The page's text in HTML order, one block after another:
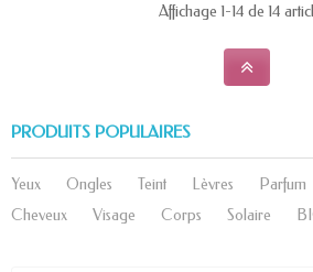
Affichage 1-14 de 14
PRODUITS POPULAIRES
Yeux Ongles Teint Lèvres Parfum
Cheveux
Visage Corps Solaire